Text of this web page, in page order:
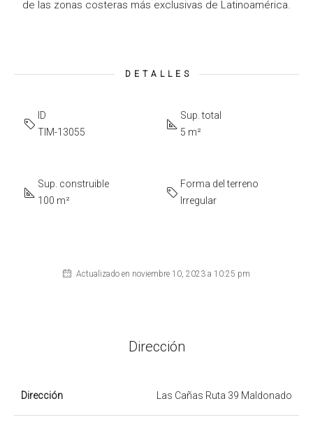
de las zonas costeras más exclusivas de Latinoamérica.
DETALLES
ID
TIM-13055
Sup. total
5 m²
Sup. construible
100 m²
Forma del terreno
Irregular
Actualizado en noviembre 10, 2023 a 10:25 pm
Dirección
Dirección Las Cañas Ruta 39 Maldonado